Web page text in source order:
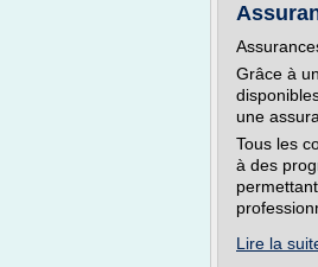
Grâce à
une
Tous les
à des
Lire la